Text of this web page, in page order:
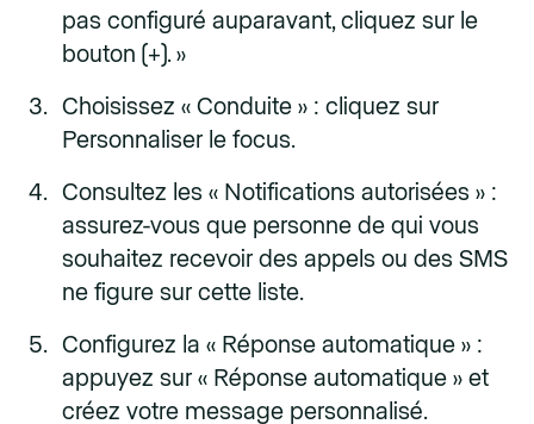
pas configuré auparavant, cliquez sur le
bouton (+). »
Choisissez « Conduite » : cliquez sur
Personnaliser le focus.
Consultez les « Notifications autorisées » :
assurez-vous que personne de qui vous
souhaitez recevoir des appels ou des SMS
ne figure sur cette liste.
Configurez la « Réponse automatique » :
appuyez sur « Réponse automatique » et
créez votre message personnalisé.